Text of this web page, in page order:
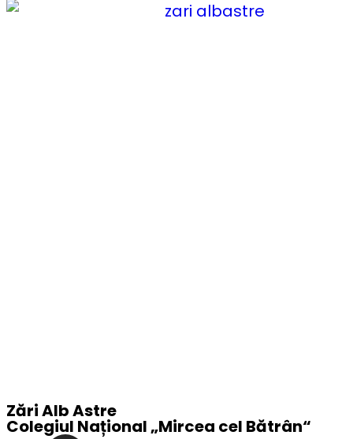
Zări Alb Astre
Colegiul Național „Mircea cel Bătrân“